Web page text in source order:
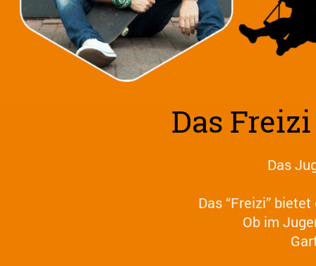
Das
Das
Das “Freizi”
Ob im